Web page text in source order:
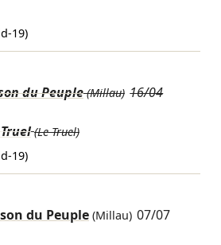
19)
du Peuple(Millau) 16/04
(Le Truel)
19)
du Peuple(Millau) 07/07